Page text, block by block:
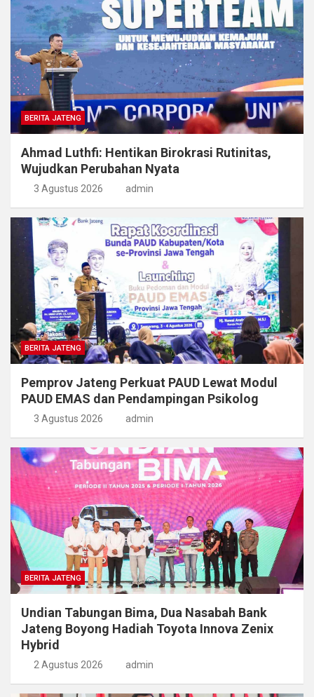
BERITA JATENG
Ahmad Luthfi: Hentikan Birokrasi Rutinitas,
Wujudkan Perubahan Nyata
3 Agustus 2026 admin
BERITA JATENG
Pemprov Jateng Perkuat PAUD Lewat Modul
PAUD EMAS dan Pendampingan Psikolog
3 Agustus 2026 admin
BERITA JATENG
Undian Tabungan Bima, Dua Nasabah Bank
Jateng Boyong Hadiah Toyota Innova Zenix
Hybrid
2 Agustus 2026 admin